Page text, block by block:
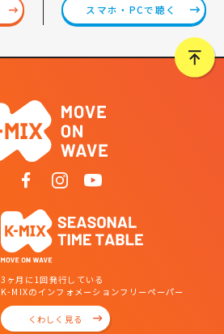
スマホ・PCで聴く
3ヶ月に1回発行している
K-MIXのインフォメーションフリーペーパー
くわしく見る